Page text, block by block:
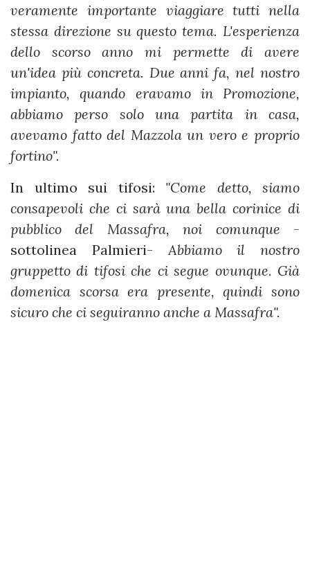
veramente importante viaggiare tutti nella
stessa direzione su questo tema. L'esperienza
dello scorso anno mi permette di avere
un'idea più concreta. Due anni fa, nel nostro
impianto, quando eravamo in Promozione,
abbiamo perso solo una partita in casa,
avevamo fatto del Mazzola un vero e proprio
fortino".
In ultimo sui tifosi: "Come detto, siamo
consapevoli che ci sarà una bella corinice di
pubblico del Massafra, noi comunque -
sottolinea Palmieri- Abbiamo il nostro
gruppetto di tifosi che ci segue ovunque. Già
domenica scorsa era presente, quindi sono
sicuro che ci seguiranno anche a Massafra".